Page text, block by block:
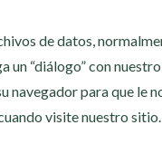
de datos,
un “diálogo” con
para que le
visite nuestro sitio.